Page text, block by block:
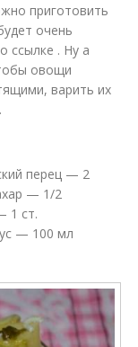
приготовить
очень
ссылке . Ну а
овощи
варить их
перец — 2
— 1/2
1 ст.
— 100 мл